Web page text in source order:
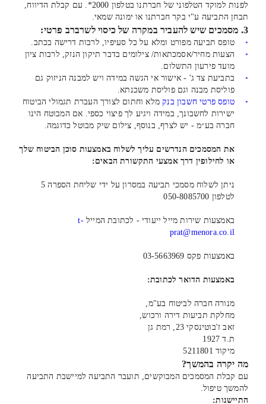
לפנות למוקד הטלפוני של חברתנו בטלפון 2000*. עם קבלת הדיווח,
תבחן התביעה ע"י בקר חברתנו או ימונה שמאי.
3. מסמכים שיש להעביר במקרה של כיסוי לשרברב פרטי:
טופס תביעה מפורט ומלא על כל סעיפיו, לרבות דרישה בכתב.
הצעות מחיר/אסמכתאות/ צילומים בדבר תיקון הנזק, לרבות ציון
מועד פירעון התשלום.
בתביעת צד ג' - אישור אי הגשה במידה ויש למבנה הניזוק גם
פוליסת מבנה וגם פוליסת משכנתא.
טופס פרטי חשבון בנקמלא וחתום לצורך העברת תגמולי הביטוח
ישירות לחשבונך, במידה ויגיע לך פיצוי כספי. אם המבוטח הינו
חברה בע״מ - יש לצרף, בנוסף, צילום שיק מבוטל כדוגמה.
את המסמכים הנדרשים עליך לשלוח באמצעות סוכן הביטוח שלך
או לחילופין דרך אמצעי התקשורת הבאים:
ניתן לשלוח מסמכי תביעה במסרון על ידי שליחת הספרה 5
לטלפון 050-8085700
באמצעות שירות מייל ייעודי - לכתובת המיילt-
prat@menora.co.il
באמצעות פקס 03-5663969
באמצעות הדואר לכתובת:
מנורה חברה לביטוח בע"מ,
מחלקת תביעות דירה ורכוש,
זאב ז'בוטינסקי 23, רמת גן
ת.ד 1927
מיקוד 5211801
מה יקרה בהמשך?
עם קבלת המסמכים המבוקשים, תועבר התביעה למיישבת התביעה
להמשך טיפול.
התיישנות: